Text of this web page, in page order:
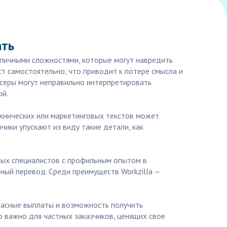
сложностями, которые могут навредить
самостоятельно, что приводит к потере смысла и
могут неправильно интерпретировать
или маркетинговых текстов может
упускают из виду такие детали, как
специалистов с профильным опытом в
перевод. Среди преимуществ Workzilla —
выплаты и возможность получить
важно для частных заказчиков, ценящих свое